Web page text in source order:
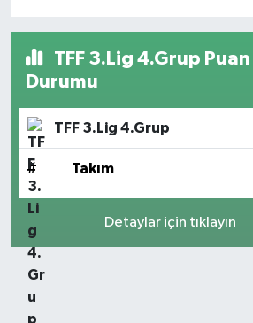
TFF 3.Lig 4.Grup Puan
Durumu
TFF 3.Lig 4.Grup
# Takım
Detaylar için tıklayın